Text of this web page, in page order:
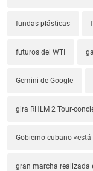
fundas plásticas
futuros del WTI
Gemini de Google
gira RHLM 2 Tour-
Gobierno cubano
gran marcha realizada